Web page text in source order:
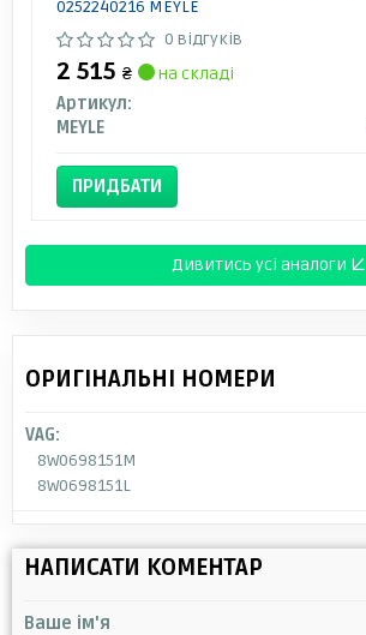
0252240216 MEYLE
0 відгуків
2 515 ₴
на складі
Артикул:
MEYLE
ПРИДБАТИ
Дивитись усі аналоги ↓
ОРИГІНАЛЬНІ НОМЕРИ
VAG:
8W0698151M
8W0698151L
НАПИСАТИ КОМЕНТАР
Ваше ім'я